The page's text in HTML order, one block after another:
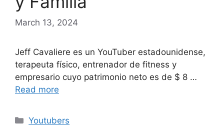
March 13, 2024
Jeff Cavaliere es un YouTuber estadounidense,
terapeuta físico, entrenador de fitness y
empresario cuyo patrimonio neto es de $ 8 …
Read more
Categories
Youtubers